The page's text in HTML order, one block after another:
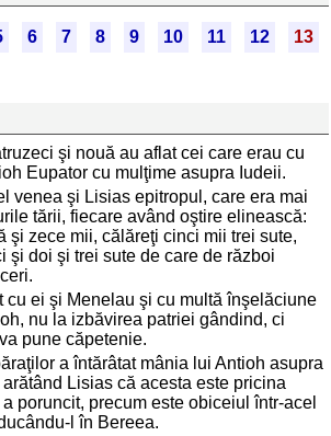
6 7 8 9 10 11 12 13
şi nouă au aflat cei care erau cu
Eupator cu mulţime asupra Iudeii.
venea şi Lisias epitropul, care era mai
tării, fiecare având oştire elinească:
şi zece mii, călăreţi cinci mii trei sute,
şi doi şi trei sute de care de război
cu ei şi Menelau şi cu multă înşelăciune
nu la izbăvirea patriei gândind, ci
pune căpetenie.
a întărâtat mânia lui Antioh asupra
Lisias că acesta este pricina
poruncit, precum este obiceiul într-acel
l în Bereea.